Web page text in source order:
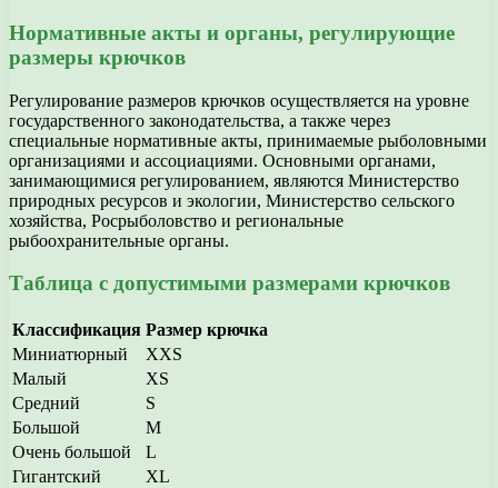
Нормативные акты и органы, регулирующие
размеры крючков
Регулирование размеров крючков осуществляется на уровне
государственного законодательства, а также через
специальные нормативные акты, принимаемые рыболовными
организациями и ассоциациями. Основными органами,
занимающимися регулированием, являются Министерство
природных ресурсов и экологии, Министерство сельского
хозяйства, Росрыболовство и региональные
рыбоохранительные органы.
Таблица с допустимыми размерами крючков
Классификация Размер крючка
Миниатюрный
XXS
Малый
XS
Средний
S
Большой
M
Очень большой
L
Гигантский
XL